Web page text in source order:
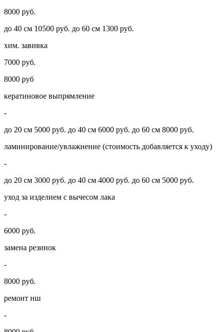
8000 руб.
до 40 см 10500 руб. до 60 см 1300 руб.
хим. завивка
7000 руб.
8000 руб
кератиновое выпрямление
-
до 20 см 5000 руб. до 40 см 6000 руб. до 60 см 8000 руб.
ламинирование/увлажнение (стоимость добавляется к уходу)
-
до 20 см 3000 руб. до 40 см 4000 руб. до 60 см 5000 руб.
уход за изделием с вычесом лака
-
6000 руб.
замена резинок
-
8000 руб.
ремонт нш
-